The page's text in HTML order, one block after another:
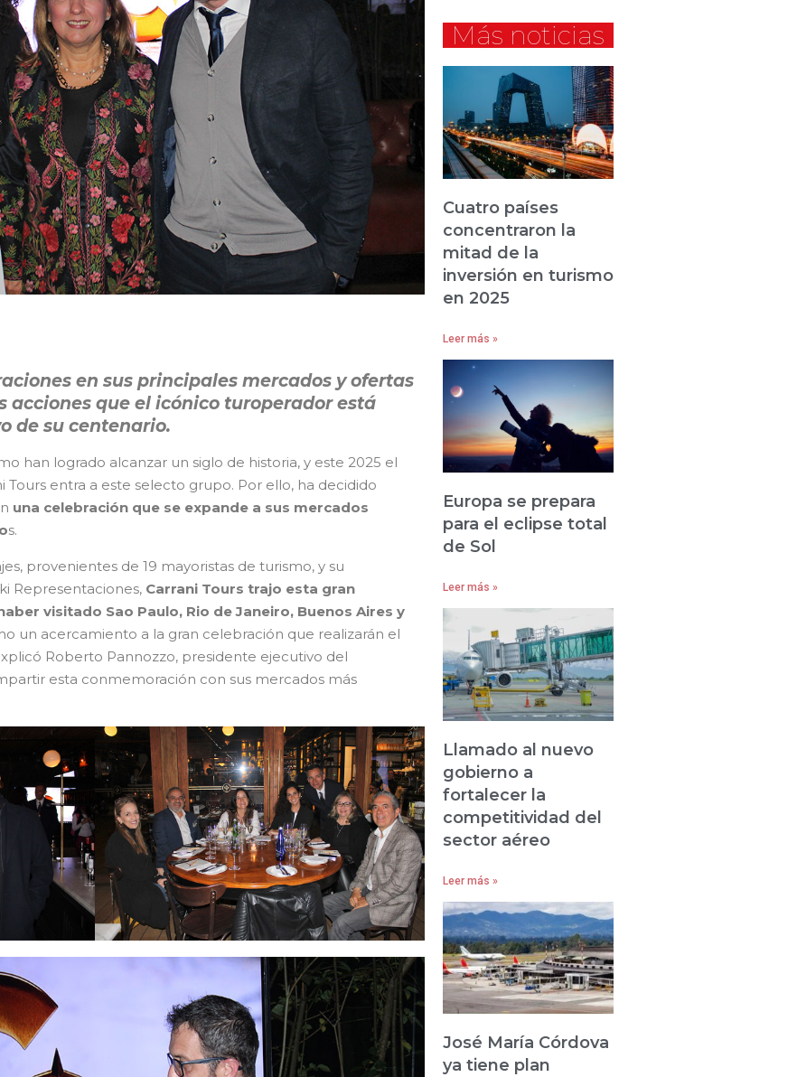
en sus principales mercados y ofertas
acciones que el icónico turoperador está
de su centenario.
han logrado alcanzar un siglo de historia, y este 2025 el
entra a este selecto grupo. Por ello, ha decidido
una celebración que se expande a sus mercados
s.
provenientes de 19 mayoristas de turismo, y su
Representaciones, Carrani Tours trajo esta gran
visitado Sao Paulo, Rio de Janeiro, Buenos Aires y
un acercamiento a la gran celebración que realizarán el
Roberto Pannozzo, presidente ejecutivo del
esta conmemoración con sus mercados más
Más noticias
Cuatro países
concentraron la
mitad de la
inversión en turismo
en 2025
Leer más »
Europa se prepara
para el eclipse total
de Sol
Leer más »
Llamado al nuevo
gobierno a
fortalecer la
competitividad del
sector aéreo
Leer más »
José María Córdova
ya tiene plan